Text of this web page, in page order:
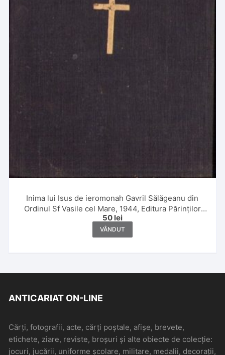
Inima lui Isus de ieromonah Gavril Sălăgeanu din
Ordinul Sf Vasile cel Mare, 1944, Editura Părinților
Baziliani, Mănăstirea Bixad
50 lei
VÂNDUT
ANTICARIAT ON-LINE
Cărți, fotografii, acte, cărți poștale, afișe, brevete,
etichete, ziare, reviste, broșuri și alte obiecte de colecție:
jocuri, jucării, uniforme școlare, militare, medalii, decorații,